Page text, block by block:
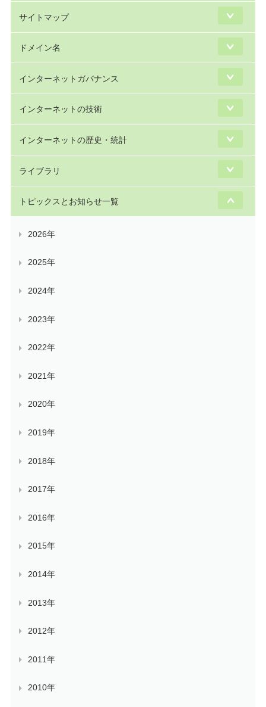
サイトマップ
ドメイン名
インターネットガバナンス
インターネットの技術
インターネットの歴史・統計
ライブラリ
トピックスとお知らせ一覧
2026年
2025年
2024年
2023年
2022年
2021年
2020年
2019年
2018年
2017年
2016年
2015年
2014年
2013年
2012年
2011年
2010年